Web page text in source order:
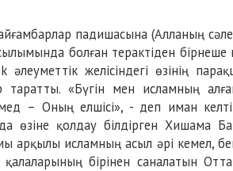
падишасына (Алланың
болған терактіден бірнеше
желісіндегі өзінің
таратты. «Бүгін мен исламның
– Оның елшісі», - деп иман
өзіне қолдау білдірген Хишама
арқылы исламның асыл әрі кемел,
бірінен саналатын